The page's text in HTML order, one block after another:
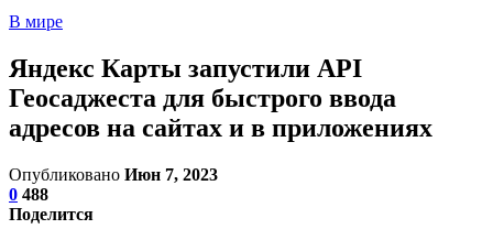
В мире
Яндекс Карты запустили API
Геосаджеста для быстрого ввода
адресов на сайтах и в приложениях
Опубликовано Июн 7, 2023
0 488
Поделится